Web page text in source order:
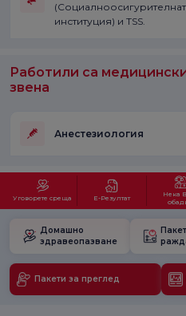
институция) и TSS.
Работили са
звена
Анестезиология
Уговорете среща Е-Резултат
Нека
Домашно
здравеопазване
Пакети за преглед